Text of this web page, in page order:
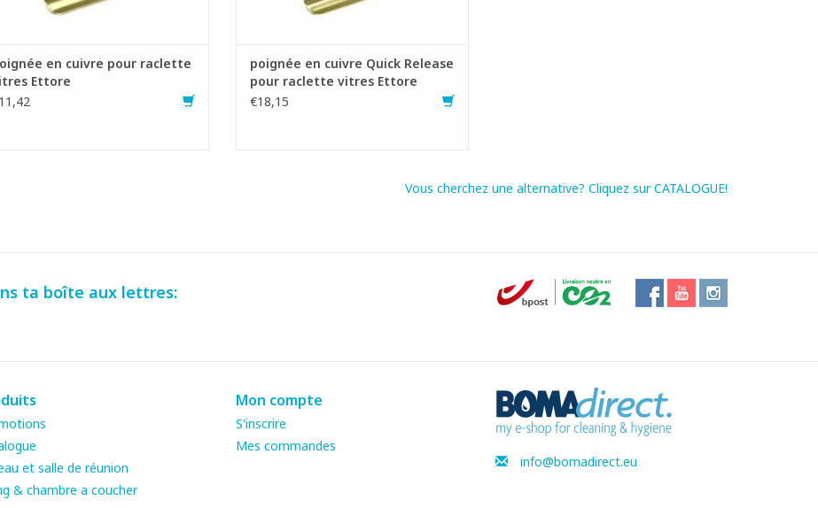
en cuivre pour raclette
Ettore
poignée en cuivre Quick Release
pour raclette vitres Ettore
€18,15
Vous cherchez une alternative? Cliquez sur CATALOGUE!
ta boîte aux lettres:
et salle de réunion
& chambre a coucher
Mon compte
S'inscrire
Mes commandes
info@bomadirect.eu